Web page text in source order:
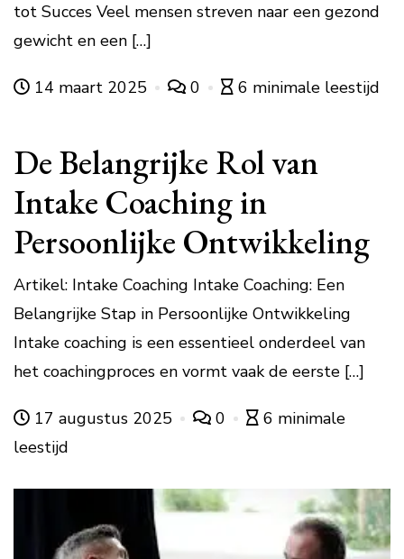
tot Succes Veel mensen streven naar een gezond
gewicht en een […]
14 maart 2025 0 6 minimale leestijd
De Belangrijke Rol van
Intake Coaching in
Persoonlijke Ontwikkeling
Artikel: Intake Coaching Intake Coaching: Een
Belangrijke Stap in Persoonlijke Ontwikkeling
Intake coaching is een essentieel onderdeel van
het coachingproces en vormt vaak de eerste […]
17 augustus 2025 0
6 minimale
leestijd